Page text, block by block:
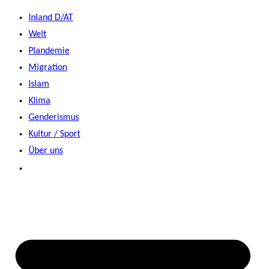
Zum
Inhalt
springen
Inland D/AT
Welt
Plandemie
Migration
Islam
Klima
Genderismus
Kultur / Sport
Über uns